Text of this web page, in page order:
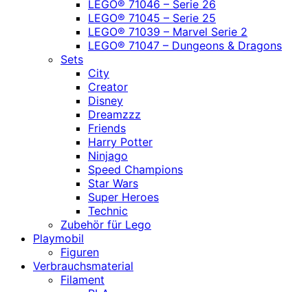
LEGO® 71046 – Serie 26
LEGO® 71045 – Serie 25
LEGO® 71039 – Marvel Serie 2
LEGO® 71047 – Dungeons & Dragons
Sets
City
Creator
Disney
Dreamzzz
Friends
Harry Potter
Ninjago
Speed Champions
Star Wars
Super Heroes
Technic
Zubehör für Lego
Playmobil
Figuren
Verbrauchsmaterial
Filament